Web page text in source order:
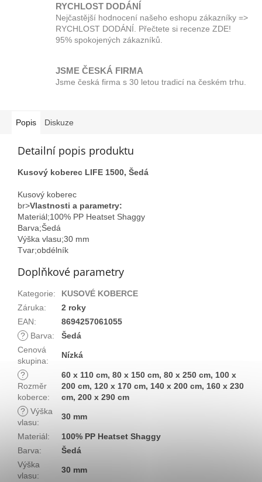
RYCHLOST DODÁNÍ
Nejčastější hodnocení našeho eshopu zákazníky =>
RYCHLOST DODÁNÍ. Přečtete si recenze ZDE!
95% spokojených zákazníků.
JSME ČESKÁ FIRMA
Jsme česká firma s 30 letou tradicí na českém trhu.
Popis Diskuze
Detailní popis produktu
Kusový koberec LIFE 1500, Šedá
Kusový koberec
br>Vlastnosti a parametry:
Materiál;100% PP Heatset Shaggy
Barva;Šedá
Výška vlasu;30 mm
Tvar;obdélník
Doplňkové parametry
Kategorie:
KUSOVÉ KOBERCE
Záruka:
2 roky
EAN:
8694257061055
?
Barva:
Šedá
Cenová
skupina:
Nízká
?
Rozměr
koberce:
60 x 110 cm, 80 x 150 cm, 80 x 250 cm, 100 x
200 cm, 120 x 170 cm, 140 x 200 cm, 160 x 230
cm, 200 x 290 cm
? Výška
vlasu:
30 mm
Materiál:
100% PP Heatset Shaggy
Barva:
Šedá
Výška
vlasu:
30 mm